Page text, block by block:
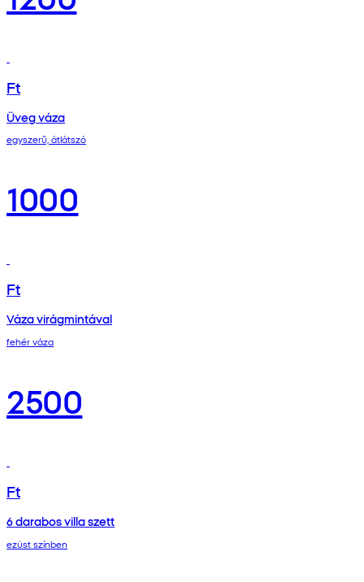
Ft
Üveg váza
egyszerű, átlátszó
1000
Ft
Váza virágmintával
fehér váza
2500
Ft
6 darabos villa szett
ezüst színben